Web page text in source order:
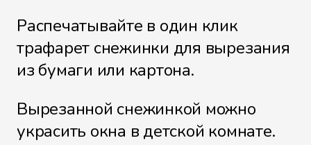
Распечатывайте в один клик
трафарет снежинки для вырезания
из бумаги или картона.
Вырезанной снежинкой можно
украсить окна в детской комнате.